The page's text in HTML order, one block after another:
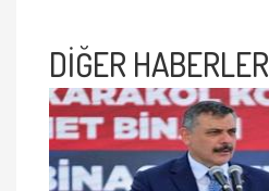
DİĞER HABERLER